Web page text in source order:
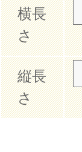
横長
さ
縦長
さ